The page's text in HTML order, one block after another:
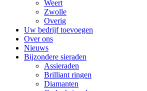
Weert
Zwolle
Overig
Uw bedrijf toevoegen
Over ons
Nieuws
Bijzondere sieraden
Assieraden
Brilliant ringen
Diamanten